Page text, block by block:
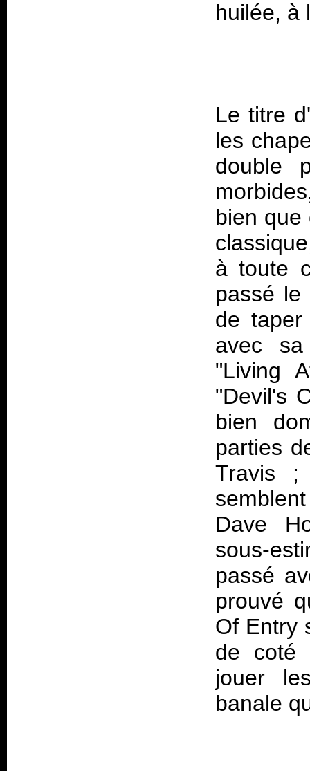
Le titre
les
double
bien que
à toute
passé le
de
avec
"Living
"Devil's
bien
parties
Travis
Dave
sous-
passé
prouvé
Of Entry
de coté
jouer